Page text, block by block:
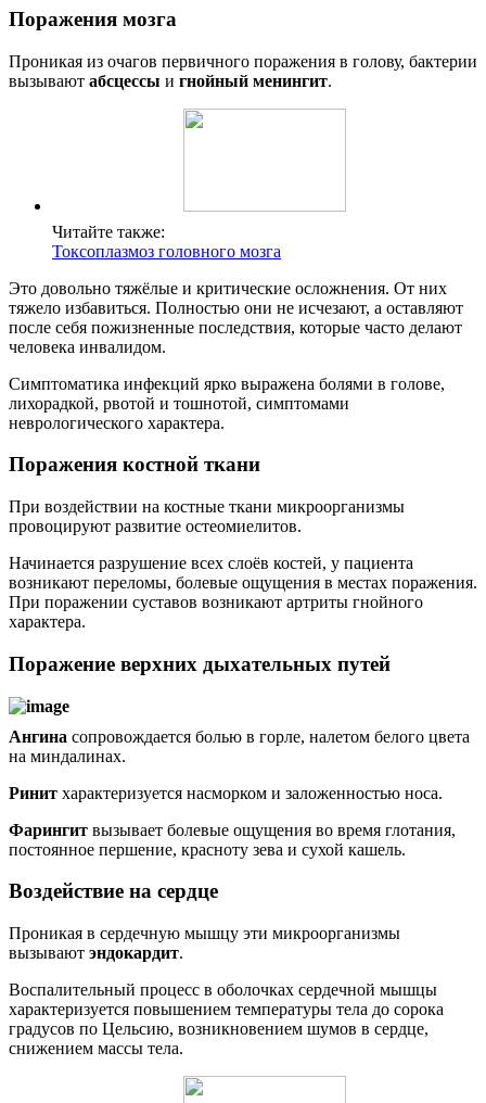
Поражения мозга
Проникая из очагов первичного поражения в голову, бактерии
вызывают абсцессы и гнойный менингит.
Читайте также:
Токсоплазмоз головного мозга
Это довольно тяжёлые и критические осложнения. От них
тяжело избавиться. Полностью они не исчезают, а оставляют
после себя пожизненные последствия, которые часто делают
человека инвалидом.
Симптоматика инфекций ярко выражена болями в голове,
лихорадкой, рвотой и тошнотой, симптомами
неврологического характера.
Поражения костной ткани
При воздействии на костные ткани микроорганизмы
провоцируют развитие остеомиелитов.
Начинается разрушение всех слоёв костей, у пациента
возникают переломы, болевые ощущения в местах поражения.
При поражении суставов возникают артриты гнойного
характера.
Поражение верхних дыхательных путей
Ангина сопровождается болью в горле, налетом белого цвета
на миндалинах.
Ринит характеризуется насморком и заложенностью носа.
Фарингит вызывает болевые ощущения во время глотания,
постоянное першение, красноту зева и сухой кашель.
Воздействие на сердце
Проникая в сердечную мышцу эти микроорганизмы
вызывают эндокардит.
Воспалительный процесс в оболочках сердечной мышцы
характеризуется повышением температуры тела до сорока
градусов по Цельсию, возникновением шумов в сердце,
снижением массы тела.